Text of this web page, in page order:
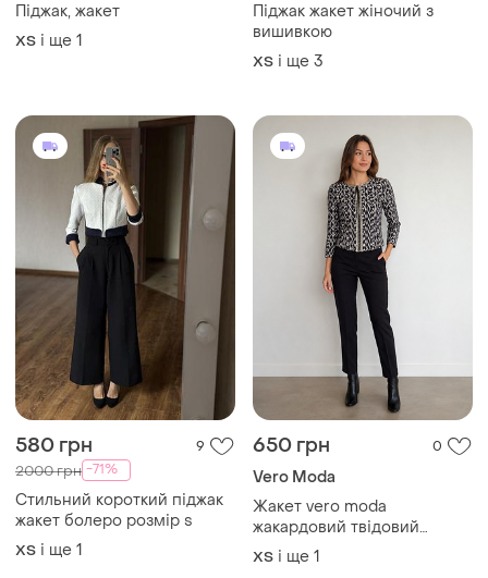
Піджак, жакет
ХS і ще 1
Піджак жакет жіночий з
вишивкою
ХS і ще 3
580 грн 9
2000 грн -71%
Стильний короткий піджак
жакет болеро розмір s
ХS і ще 1
650 грн 0
Vero Moda
Жакет vero moda
жакардовий твідовий
піджак короткий
ХS і ще 1